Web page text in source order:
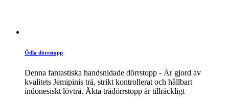
Ödla dörrstopp
Denna fantastiska handsnidade dörrstopp - Är gjord av
kvalitets Jemipinis trä, strikt kontrollerat och hållbart
indonesiskt lövträ. Äkta trädörrstopp är tillräckligt